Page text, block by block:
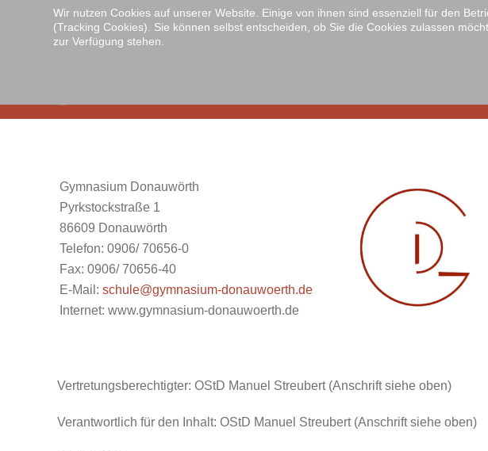
Zum Hauptinhalt springen
Gymnasium Donauwörth
Pyrkstockstraße 1
86609 Donauwörth
Telefon: 0906/ 70656-0
Fax: 0906/ 70656-40
E-Mail: schule@gymnasium-donauwoerth.de
Internet: www.gymnasium-donauwoerth.de
Vertretungsberechtigter: OStD Manuel Streubert (Anschrift siehe oben)
Verantwortlich für den Inhalt: OStD Manuel Streubert (Anschrift siehe oben)
Wir nutzen Cookies auf unserer Website. Einige von ihnen sind essenziell für den
(Tracking Cookies). Sie können selbst entscheiden, ob Sie die Cookies zulassen
zur Verfügung stehen.